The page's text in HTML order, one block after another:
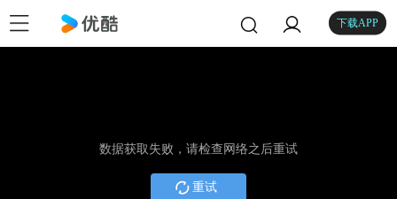
下载APP
数据获取失败，请检查网络之后重试
重试